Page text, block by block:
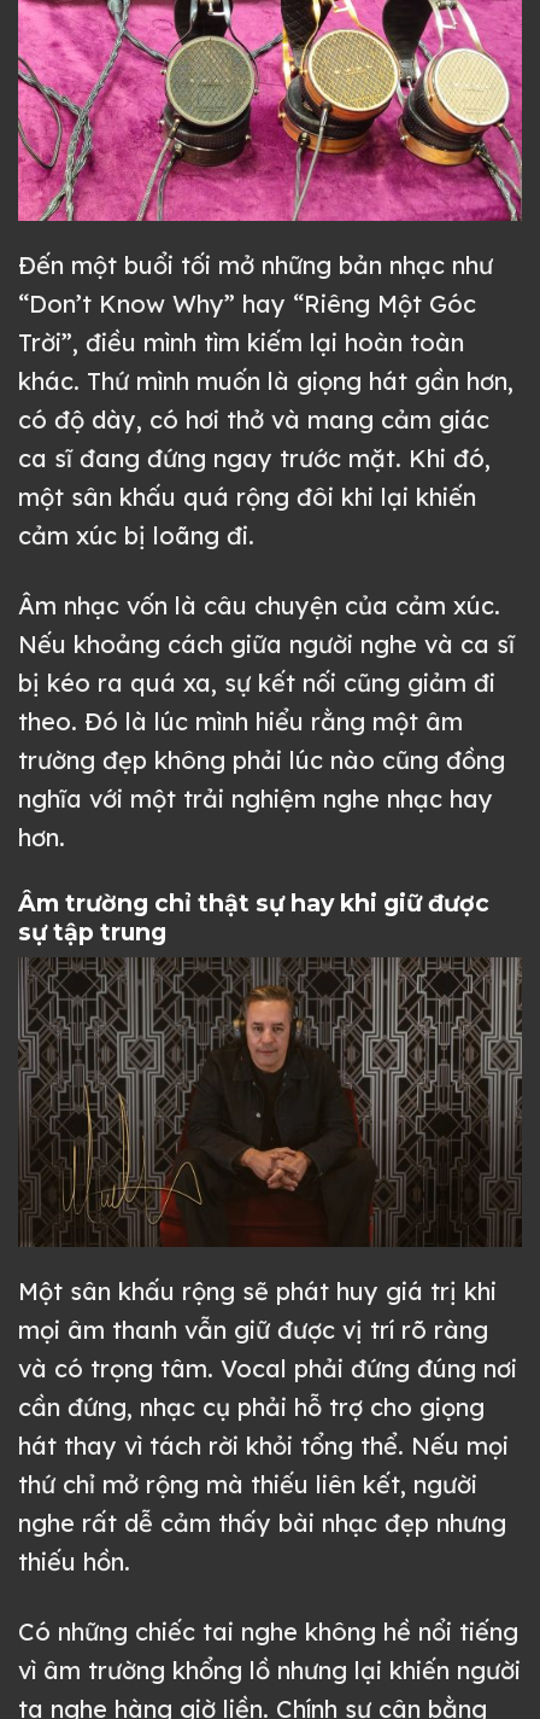
Đến một buổi tối mở những bản nhạc như
“Don’t Know Why” hay “Riêng Một Góc
Trời”, điều mình tìm kiếm lại hoàn toàn
khác. Thứ mình muốn là giọng hát gần hơn,
có độ dày, có hơi thở và mang cảm giác
ca sĩ đang đứng ngay trước mặt. Khi đó,
một sân khấu quá rộng đôi khi lại khiến
cảm xúc bị loãng đi.
Âm nhạc vốn là câu chuyện của cảm xúc.
Nếu khoảng cách giữa người nghe và ca sĩ
bị kéo ra quá xa, sự kết nối cũng giảm đi
theo. Đó là lúc mình hiểu rằng một âm
trường đẹp không phải lúc nào cũng đồng
nghĩa với một trải nghiệm nghe nhạc hay
hơn.
Âm trường chỉ thật sự hay khi giữ được
sự tập trung
Một sân khấu rộng sẽ phát huy giá trị khi
mọi âm thanh vẫn giữ được vị trí rõ ràng
và có trọng tâm. Vocal phải đứng đúng nơi
cần đứng, nhạc cụ phải hỗ trợ cho giọng
hát thay vì tách rời khỏi tổng thể. Nếu mọi
thứ chỉ mở rộng mà thiếu liên kết, người
nghe rất dễ cảm thấy bài nhạc đẹp nhưng
thiếu hồn.
Có những chiếc tai nghe không hề nổi tiếng
vì âm trường khổng lồ nhưng lại khiến người
ta nghe hàng giờ liền. Chính sự cân bằng